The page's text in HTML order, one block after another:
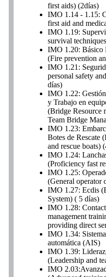
first aids) (2días)
IMO 1.14 - 1.15:
first aid and
IMO 1.19:
survival
IMO 1.20: Básico
(Fire prevention
IMO 1.21:
personal safety
días)
IMO 1.22:
y Trabajo en
(Bridge Resource
Team Bridge
IMO 1.23:
Botes de Rescate
and rescue boats)
IMO 1.24:
(Proficiency fast
IMO 1.25:
(General operator
IMO 1.27: Ecdis
System) ( 5 días)
IMO 1.28:
management
providing direct
IMO 1.34:
automática (AIS)
IMO 1.39:
(Leadership and
IMO